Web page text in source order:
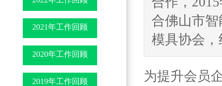
2021年工作回顾
2020年工作回顾
2019年工作回顾
合佛山市
模具协会
为提升会员